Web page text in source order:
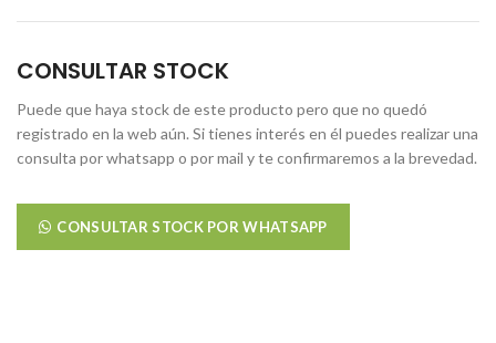
CONSULTAR STOCK
Puede que haya stock de este producto pero que no quedó
registrado en la web aún. Si tienes interés en él puedes realizar una
consulta por whatsapp o por mail y te confirmaremos a la brevedad.
CONSULTAR STOCK POR WHATSAPP